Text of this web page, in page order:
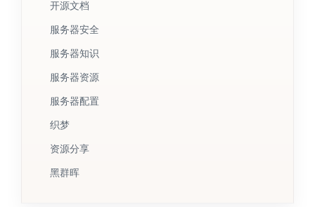
开源文档
服务器安全
服务器知识
服务器资源
服务器配置
织梦
资源分享
黑群晖